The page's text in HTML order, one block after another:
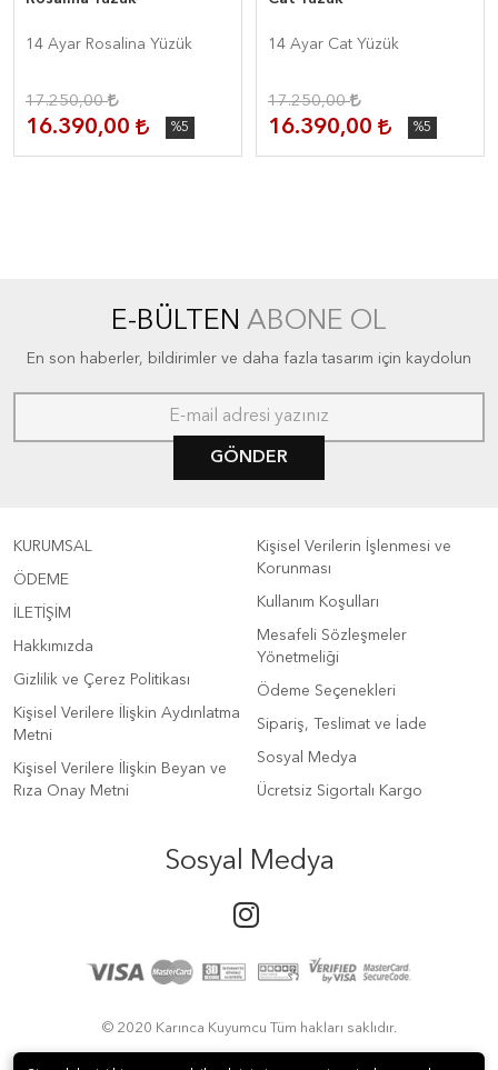
14 Ayar Rosalina Yüzük
17.250,00
16.390,00 %5
14 Ayar Cat Yüzük
17.250,00
16.390,00 %5
E-BÜLTEN ABONE OL
En son haberler, bildirimler ve daha fazla tasarım için kaydolun
GÖNDER
KURUMSAL
ÖDEME
İLETİŞİM
Hakkımızda
Gizlilik ve Çerez Politikası
Kişisel Verilere İlişkin Aydınlatma
Metni
Kişisel Verilere İlişkin Beyan ve
Rıza Onay Metni
Kişisel Verilerin İşlenmesi ve
Korunması
Kullanım Koşulları
Mesafeli Sözleşmeler
Yönetmeliği
Ödeme Seçenekleri
Sipariş, Teslimat ve İade
Sosyal Medya
Ücretsiz Sigortalı Kargo
Sosyal Medya
© 2020 Karınca Kuyumcu Tüm hakları saklıdır.